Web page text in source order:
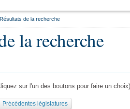
Résultats de la recherche
la recherche
sur l'un des boutons pour faire un choix)
Précédentes législatures